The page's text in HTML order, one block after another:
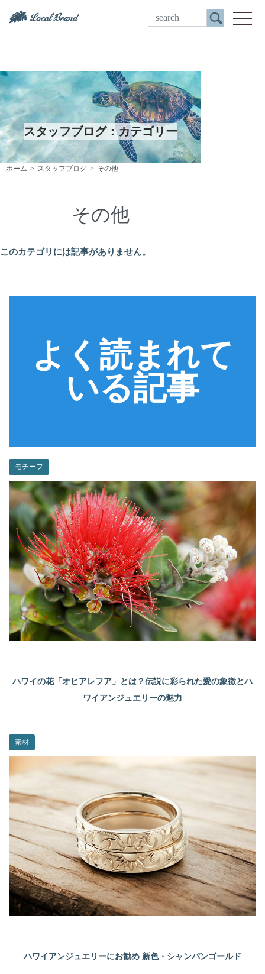
ご来店予約
スタッフブログ：カテゴリー
ホーム スタッフブログ その他
その他
このカテゴリには記事がありません。
よく読まれて
いる記事
モチーフ
ハワイの花「オヒアレフア」とは？伝説に彩られた愛の象徴とハ
ワイアンジュエリーの魅力
素材
ハワイアンジュエリーにお勧め 新色・シャンパンゴールド